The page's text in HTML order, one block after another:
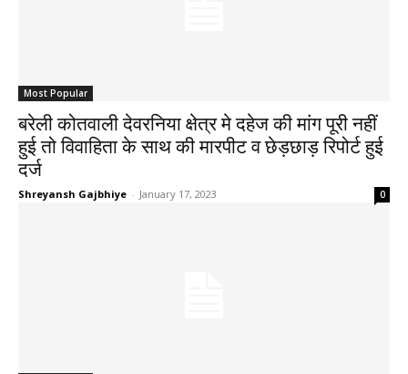
Most Popular
बरेली कोतवाली देवरनिया क्षेत्र मे दहेज की मांग पूरी नहीं
हुई तो विवाहिता के साथ की मारपीट व छेड़छाड़ रिपोर्ट हुई
दर्ज
Shreyansh Gajbhiye - January 17, 2023 0